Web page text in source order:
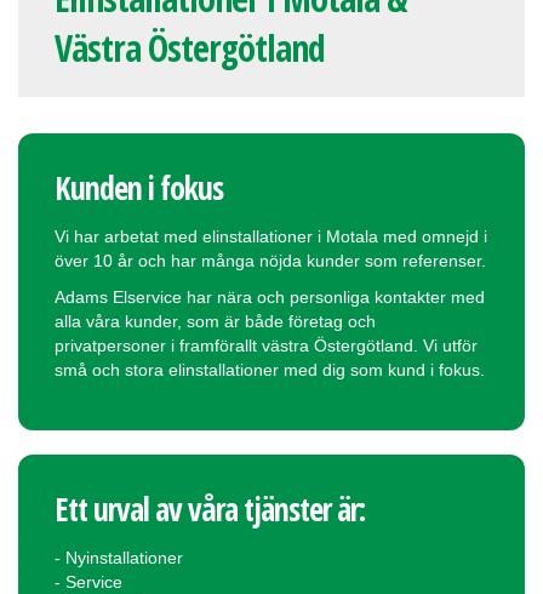
Västra Östergötland
Kunden i fokus
Vi har arbetat med elinstallationer i Motala med omnejd i
över 10 år och har många nöjda kunder som referenser.
Adams Elservice har nära och personliga kontakter med
alla våra kunder, som är både företag och
privatpersoner i framförallt västra Östergötland. Vi utför
små och stora elinstallationer med dig som kund i fokus.
Ett urval av våra tjänster är:
- Nyinstallationer
- Service